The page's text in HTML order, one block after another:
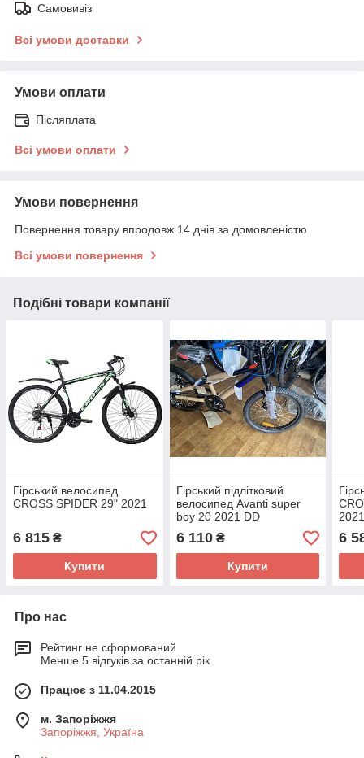
Самовивіз
Всі умови доставки
Умови оплати
Післяплата
Всі умови оплати
Умови повернення
Повернення товару впродовж 14 днів за домовленістю
Всі умови повернення
Подібні товари компанії
Гірський велосипед
CROSS SPIDER 29" 2021
6 815 ₴
Купити
Гірський підлітковий
велосипед Avanti super
boy 20 2021 DD
6 110₴
Купити
6
Про нас
Рейтинг не сформований
Менше 5 відгуків за останній рік
Працює з 11.04.2015
м. Запоріжжя
Запоріжжя, Україна